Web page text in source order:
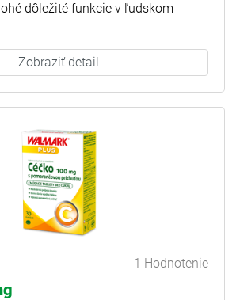
dôležité funkcie v ľudskom
Zobraziť detail
1 Hodnotenie